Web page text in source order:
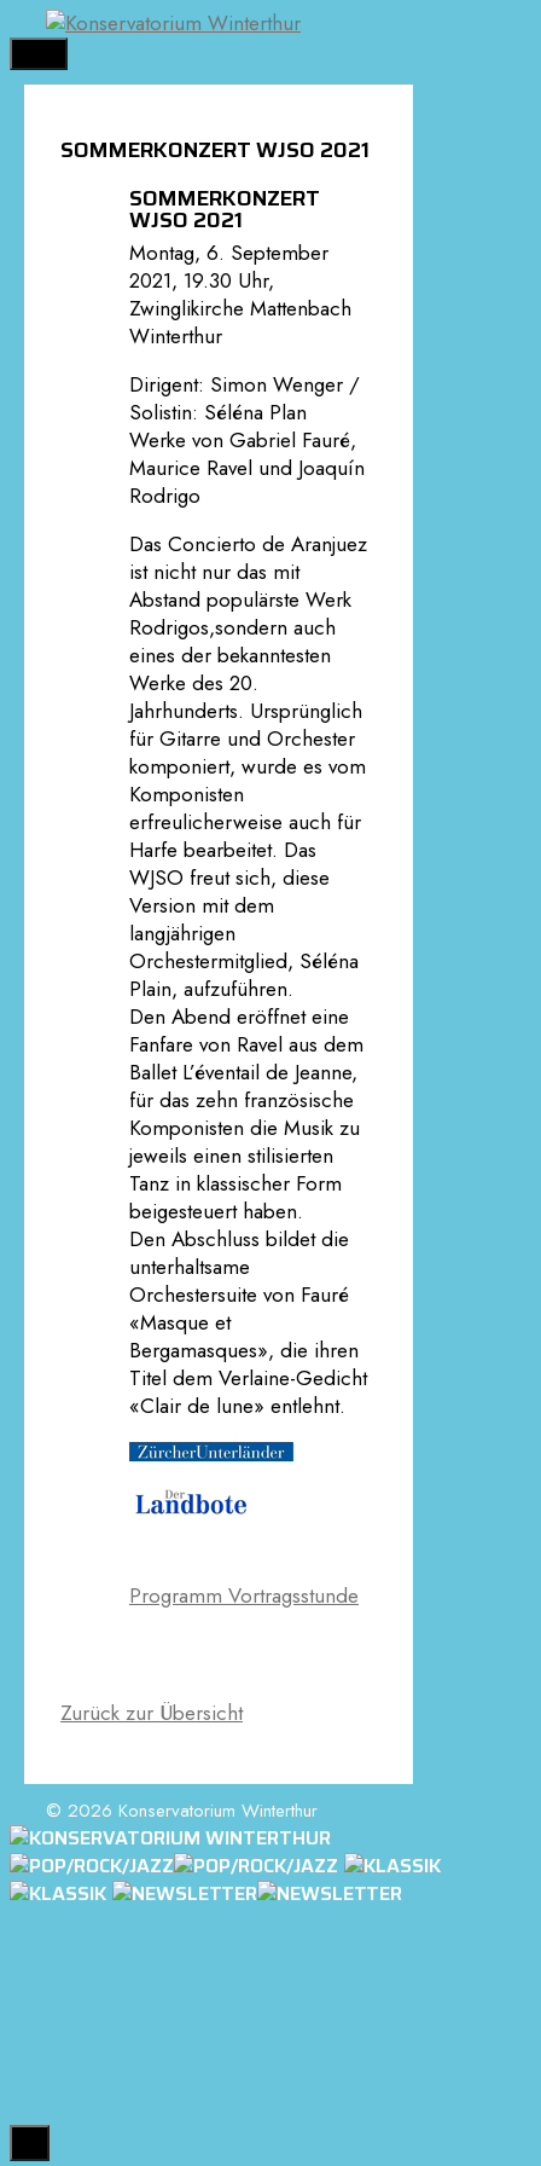
Springe
zum
Inhalt
SOMMERKONZERT WJSO 2021
SOMMERKONZERT
WJSO 2021
Montag, 6. September
2021, 19.30 Uhr,
Zwinglikirche Mattenbach
Winterthur
Dirigent: Simon Wenger /
Solistin: Séléna Plan
Werke von Gabriel Fauré,
Maurice Ravel und Joaquín
Rodrigo
Das Concierto de Aranjuez
ist nicht nur das mit
Abstand populärste Werk
Rodrigos,sondern auch
eines der bekanntesten
Werke des 20.
Jahrhunderts. Ursprünglich
für Gitarre und Orchester
komponiert, wurde es vom
Komponisten
erfreulicherweise auch für
Harfe bearbeitet. Das
WJSO freut sich, diese
Version mit dem
langjährigen
Orchestermitglied, Séléna
Plain, aufzuführen.
Den Abend eröffnet eine
Fanfare von Ravel aus dem
Ballet L’éventail de Jeanne,
für das zehn französische
Komponisten die Musik zu
jeweils einen stilisierten
Tanz in klassischer Form
beigesteuert haben.
Den Abschluss bildet die
unterhaltsame
Orchestersuite von Fauré
«Masque et
Bergamasques», die ihren
Titel dem Verlaine-Gedicht
«Clair de lune» entlehnt.
Programm Vortragsstunde
Zurück zur Übersicht
© 2026 Konservatorium Winterthur